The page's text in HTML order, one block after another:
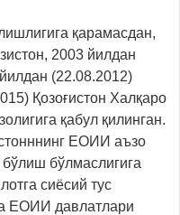
қарамасдан,
2003 йилдан
(22.08.2012)
Қозоғистон Халқаро
қабул қилинган.
ЕОИИ аъзо
бўлмаслигига
сиёсий тус
ЕОИИ давлатлари